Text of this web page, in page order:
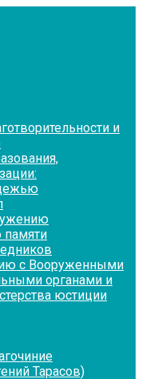
и
памяти
с Вооруженными
органами и
юстиции
Тарасов)